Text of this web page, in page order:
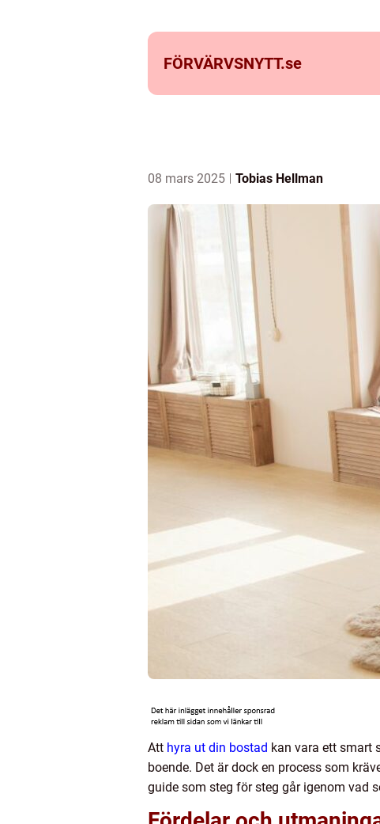
FÖRVÄRVSNYTT.se
08 mars 2025 Tobias Hellman
Att hyra ut din bostad kan vara ett smart
boende. Det är dock en process som
guide som steg för steg går igenom vad